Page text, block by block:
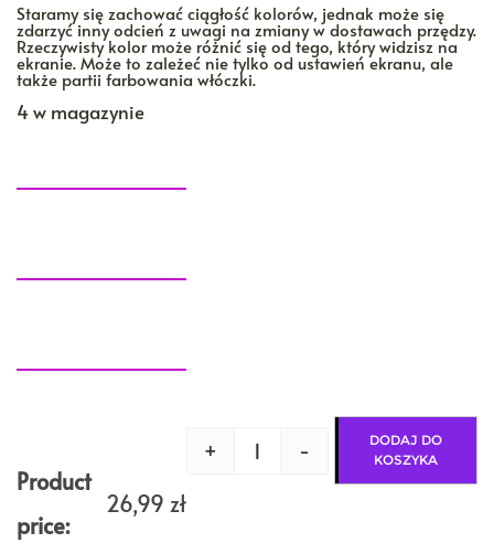
Staramy się zachować ciągłość kolorów, jednak może się
zdarzyć inny odcień z uwagi na zmiany w dostawach przędzy.
Rzeczywisty kolor może różnić się od tego, który widzisz na
ekranie. Może to zależeć nie tylko od ustawień ekranu, ale
także partii farbowania włóczki.
4 w magazynie
Product
price:
26,99 zł
+
ilość
na
-
DODAJ DO
KOSZYKA